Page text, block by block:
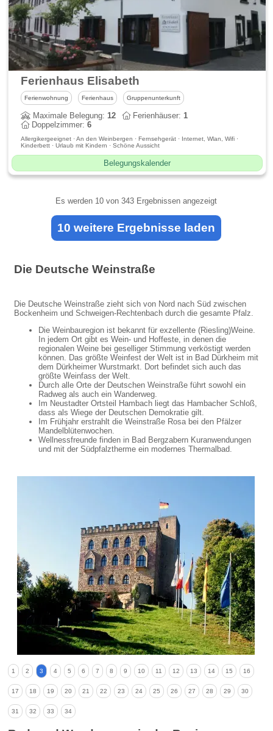
Ferienhaus Elisabeth
Ferienwohnung Ferienhaus Gruppenunterkunft
Maximale Belegung:12 Ferienhäuser:1
Doppelzimmer:6
Allergikergeeignet · An den Weinbergen · Fernsehgerät · Internet, Wlan, Wifi ·
Kinderbett · Urlaub mit Kindern · Schöne Aussicht
Belegungskalender
Es werden 10 von 343 Ergebnissen angezeigt
10 weitere Ergebnisse laden
Die Deutsche Weinstraße
Die Deutsche Weinstraße zieht sich von Nord nach Süd zwischen
Bockenheim und Schweigen-Rechtenbach durch die gesamte Pfalz.
Die Weinbauregion ist bekannt für exzellente (Riesling)Weine.
In jedem Ort gibt es Wein- und Hoffeste, in denen die
regionalen Weine bei geselliger Stimmung verköstigt werden
können. Das größte Weinfest der Welt ist in Bad Dürkheim mit
dem Dürkheimer Wurstmarkt. Dort befindet sich auch das
größte Weinfass der Welt.
Durch alle Orte der Deutschen Weinstraße führt sowohl ein
Radweg als auch ein Wanderweg.
Im Neustadter Ortsteil Hambach liegt das Hambacher Schloß,
dass als Wiege der Deutschen Demokratie gilt.
Im Frühjahr erstrahlt die Weinstraße Rosa bei den Pfälzer
Mandelblütenwochen.
Wellnessfreunde finden in Bad Bergzabern Kuranwendungen
und mit der Südpfalztherme ein modernes Thermalbad.
1 2 3 4 5 6 7 8 9 10 11 12 13 14 15 16
17 18 19 20 21 22 23 24 25 26 27 28 29 30
31 32 33 34